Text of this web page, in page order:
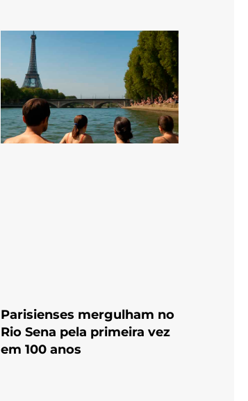
Parisienses mergulham no
Rio Sena pela primeira vez
em 100 anos